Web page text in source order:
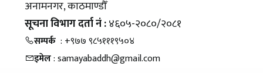
अनामनगर, काठमाण्डौँ
सूचना विभाग दर्ता नं :४६०५-२०८०/२०८१
सम्पर्क : +९७७ ९८५१११९५०४
इमेल: samayabaddh@gmail.com